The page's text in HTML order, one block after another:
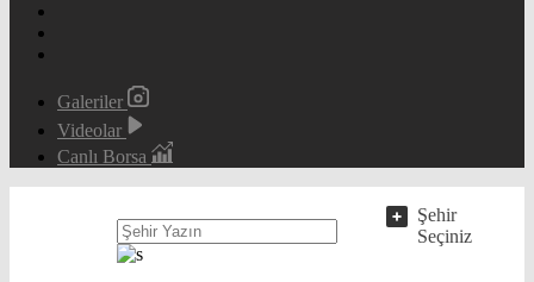
Galeriler
Videolar
Canlı Borsa
Şehir
Seçiniz